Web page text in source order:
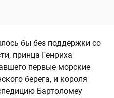
бы без поддержки со
принца Генриха
первые морские
берега, и короля
Бартоломеу